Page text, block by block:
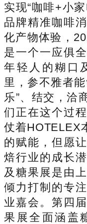
实现“咖啡+小
品牌精准咖啡
化产物体验，
是一个一应俱
年轻人的糊口
里，参不雅者
乐”、结交，洽
们正在这个过
仗着HOTELEX
的赋能，但愿
焙行业的成长
及糖果展是由
倾力打制的专
业嘉会。第四
果展全面涵盖